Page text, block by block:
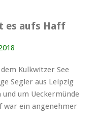
es aufs Haff
Kulkwitzer See
Segler aus Leipzig
um Uecker­münde
war ein ange­nehmer